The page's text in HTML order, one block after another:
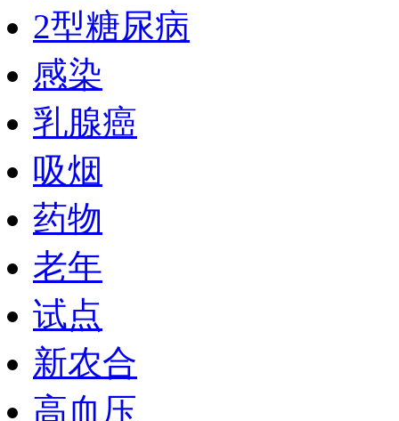
2型糖尿病
感染
乳腺癌
吸烟
药物
老年
试点
新农合
高血压